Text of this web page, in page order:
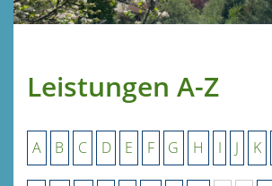
Leistungen A-Z
A B C D E F G H I J K